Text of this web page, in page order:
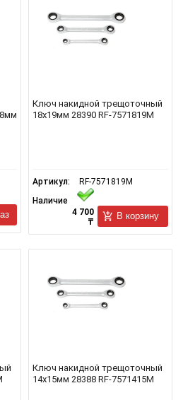
Ключ накидной трещоточный
18х19мм 28390 RF-7571819M
Артикул:
RF-7571819M
Наличие
4 700
₸
В корзину
Ключ накидной трещоточный
14х15мм 28388 RF-7571415M